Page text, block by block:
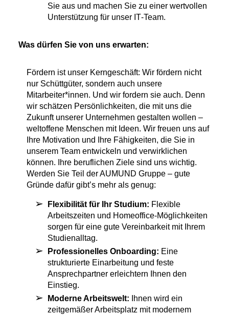
Sie aus und machen Sie zu einer wertvollen
Unterstützung für unser IT‑Team.
Was dürfen Sie von uns erwarten:
Fördern ist unser Kerngeschäft: Wir fördern nicht
nur Schüttgüter, sondern auch unsere
Mitarbeiter*innen. Und wir fordern sie auch. Denn
wir schätzen Persönlichkeiten, die mit uns die
Zukunft unserer Unternehmen gestalten wollen –
weltoffene Menschen mit Ideen. Wir freuen uns auf
Ihre Motivation und Ihre Fähigkeiten, die Sie in
unserem Team entwickeln und verwirklichen
können. Ihre beruflichen Ziele sind uns wichtig.
Werden Sie Teil der AUMUND Gruppe – gute
Gründe dafür gibt’s mehr als genug:
Flexibilität für Ihr Studium: Flexible
Arbeitszeiten und Homeoffice-Möglichkeiten
sorgen für eine gute Vereinbarkeit mit Ihrem
Studienalltag.
Professionelles Onboarding: Eine
strukturierte Einarbeitung und feste
Ansprechpartner erleichtern Ihnen den
Einstieg.
Moderne Arbeitswelt: Ihnen wird ein
zeitgemäßer Arbeitsplatz mit modernem